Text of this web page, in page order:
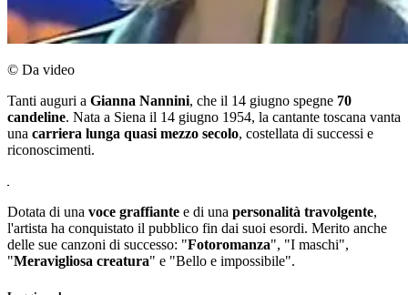
© Da video
Tanti auguri a Gianna Nannini, che il 14 giugno spegne 70
candeline. Nata a Siena il 14 giugno 1954, la cantante toscana vanta
una carriera lunga quasi mezzo secolo, costellata di successi e
riconoscimenti.
Dotata di una voce graffiante e di una personalità travolgente,
l'artista ha conquistato il pubblico fin dai suoi esordi. Merito anche
delle sue canzoni di successo: "Fotoromanza", "I maschi",
"Meravigliosa creatura" e "Bello e impossibile".